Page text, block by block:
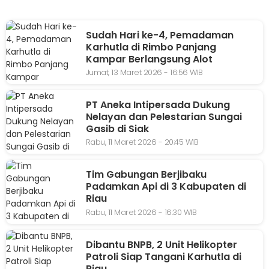
Sudah Hari ke-4, Pemadaman
Karhutla di Rimbo Panjang
Kampar Berlangsung Alot
Jumat, 13 Maret 2026 - 16:56 WIB
PT Aneka Intipersada Dukung
Nelayan dan Pelestarian Sungai
Gasib di Siak
Rabu, 11 Maret 2026 - 20:45 WIB
Tim Gabungan Berjibaku
Padamkan Api di 3 Kabupaten di
Riau
Rabu, 11 Maret 2026 - 16:30 WIB
Dibantu BNPB, 2 Unit Helikopter
Patroli Siap Tangani Karhutla di